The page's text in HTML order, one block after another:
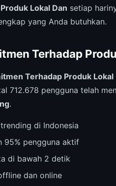
Lokal Dan setiap
yang Anda butuhkan.
Terhadap
Terhadap Produk
712.678 pengguna telah
.
di Indonesia
95% pengguna aktif
di bawah 2 detik
dan online